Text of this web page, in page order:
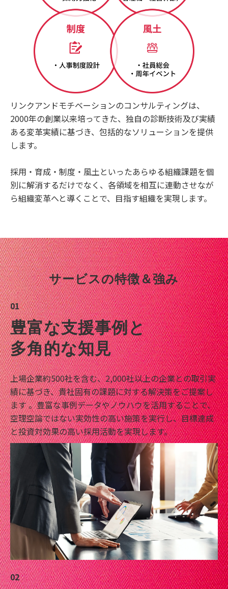
リンクアンドモチベーションのコンサルティングは、
2000年の創業以来培ってきた、独自の診断技術及び実績
ある変革実績に基づき、包括的なソリューションを提供
します。
採用・育成・制度・風土といったあらゆる組織課題を個
別に解消するだけでなく、各領域を相互に連動させなが
ら組織変革へと導くことで、目指す組織を実現します。
サービスの特徴＆強み
01
豊富な支援事例と
多角的な知見
上場企業約500社を含む、2,000社以上の企業との取引実
績に基づき、貴社固有の課題に対する解決策をご提案し
ます 。豊富な事例データやノウハウを活用することで、
空理空論ではない実効性の高い施策を実行し、目標達成
と投資対効果の高い採用活動を実現します。
02